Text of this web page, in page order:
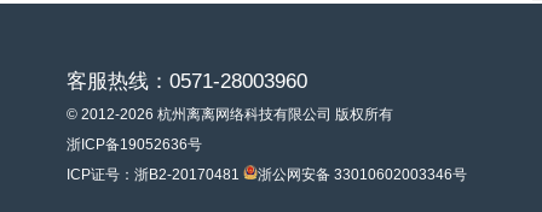
客服热线：0571-28003960
© 2012-2026 杭州离离网络科技有限公司 版权所有
浙ICP备19052636号
ICP证号：浙B2-20170481
浙公网安备 33010602003346号